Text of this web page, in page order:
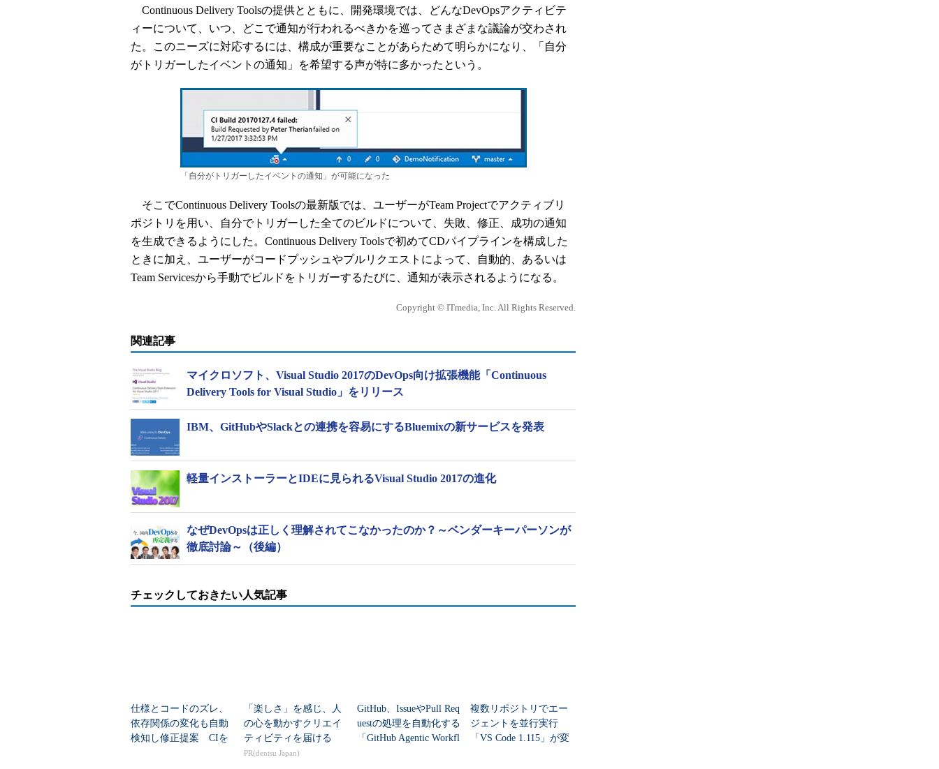
Continuous Delivery Toolsの提供とともに、開発環境では、どんなDevOpsアクティビテ
ィーについて、いつ、どこで通知が行われるべきかを巡ってさまざまな議論が交わされ
た。このニーズに対応するには、構成が重要なことがあらためて明らかになり、「自分
がトリガーしたイベントの通知」を希望する声が特に多かったという。
「自分がトリガーしたイベントの通知」が可能になった
そこでContinuous Delivery Toolsの最新版では、ユーザーがTeam Projectでアクティブリ
ポジトリを用い、自分でトリガーした全てのビルドについて、失敗、修正、成功の通知
を生成できるようにした。Continuous Delivery Toolsで初めてCDパイプラインを構成した
ときに加え、ユーザーがコードプッシュやプルリクエストによって、自動的、あるいは
Team Servicesから手動でビルドをトリガーするたびに、通知が表示されるようになる。
Copyright © ITmedia, Inc. All Rights Reserved.
関連記事
マイクロソフト、Visual Studio 2017のDevOps向け拡張機能「Continuous
Delivery Tools for Visual Studio」をリリース
IBM、GitHubやSlackとの連携を容易にするBluemixの新サービスを発表
軽量インストーラーとIDEに見られるVisual Studio 2017の進化
なぜDevOpsは正しく理解されてこなかったのか？～ベンダーキーパーソンが
徹底討論～（後編）
チェックしておきたい人気記事
仕様とコードのズレ、
依存関係の変化も自動
検知し修正提案 CIを
「楽しさ」を感じ、人
の心を動かすクリエイ
ティビティを届ける
PR(dentsu Japan)
GitHub、IssueやPull Req
uestの処理を自動化する
「GitHub Agentic Workfl
複数リポジトリでエー
ジェントを並行実行
「VS Code 1.115」が変